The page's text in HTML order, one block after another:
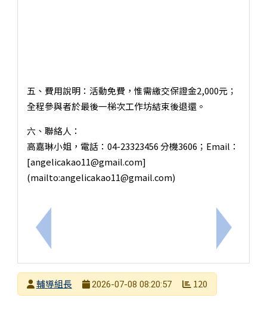
上一筆：本校115學年度特殊教育長期代理教師甄選第
五、費用說明：活動免費，惟需繳交保證金2,000元；
全程參與者於最後一梯次工作坊結束後退還。
六、聯絡人：
高嘉琳小姐，電話：04-23323456 分機3606；Email：
[angelicakao11@gmail.com]
(mailto:angelicakao11@gmail.com)
下一筆：
發布者
輔導組長
2026-07-08 08:20:57 120